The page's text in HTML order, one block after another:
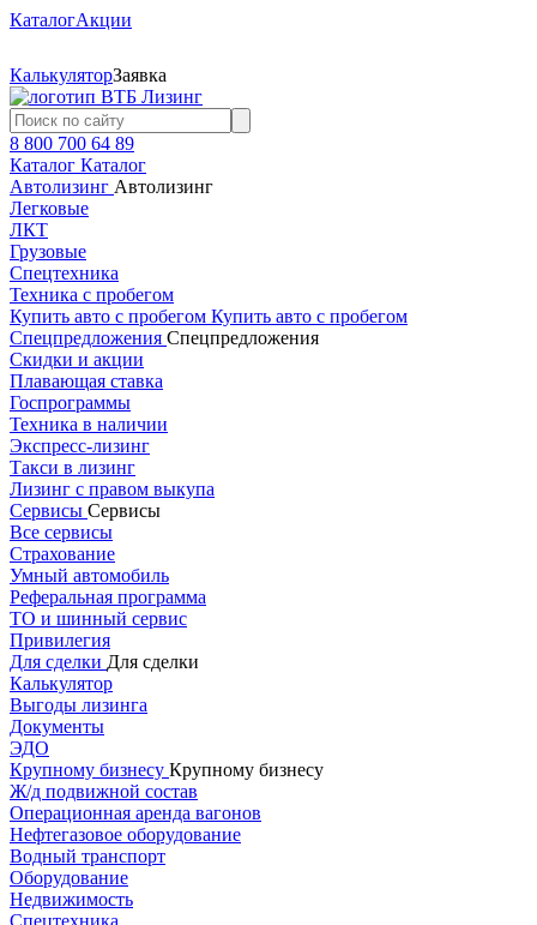
КаталогАкции
КалькуляторЗаявка
8 800 700 64 89
Каталог Каталог
Автолизинг Автолизинг
Легковые
ЛКТ
Грузовые
Спецтехника
Техника с пробегом
Купить авто с пробегом Купить авто с пробегом
Спецпредложения Спецпредложения
Скидки и акции
Плавающая ставка
Госпрограммы
Техника в наличии
Экспресс-лизинг
Такси в лизинг
Лизинг с правом выкупа
Сервисы Сервисы
Все сервисы
Страхование
Умный автомобиль
Реферальная программа
ТО и шинный сервис
Привилегия
Для сделки Для сделки
Калькулятор
Выгоды лизинга
Документы
ЭДО
Крупному бизнесу Крупному бизнесу
Ж/д подвижной состав
Операционная аренда вагонов
Нефтегазовое оборудование
Водный транспорт
Оборудование
Недвижимость
Спецтехника